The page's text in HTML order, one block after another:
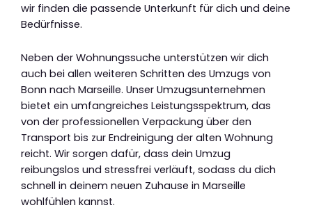
wir finden die passende Unterkunft für dich und deine
Bedürfnisse.
Neben der Wohnungssuche unterstützen wir dich
auch bei allen weiteren Schritten des Umzugs von
Bonn nach Marseille. Unser Umzugsunternehmen
bietet ein umfangreiches Leistungsspektrum, das
von der professionellen Verpackung über den
Transport bis zur Endreinigung der alten Wohnung
reicht. Wir sorgen dafür, dass dein Umzug
reibungslos und stressfrei verläuft, sodass du dich
schnell in deinem neuen Zuhause in Marseille
wohlfühlen kannst.